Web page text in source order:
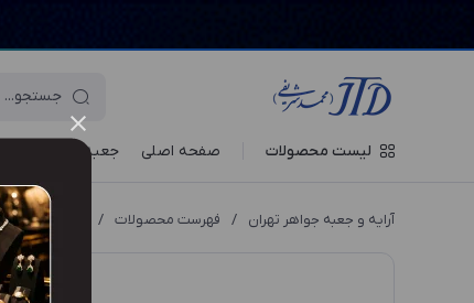
لیست محصولات صفحه اصلی جعبه‌ ها
آرایه و جعبه جواهر تهران / فهرست محصولات / جعبه دستبند DO1 WLJ3